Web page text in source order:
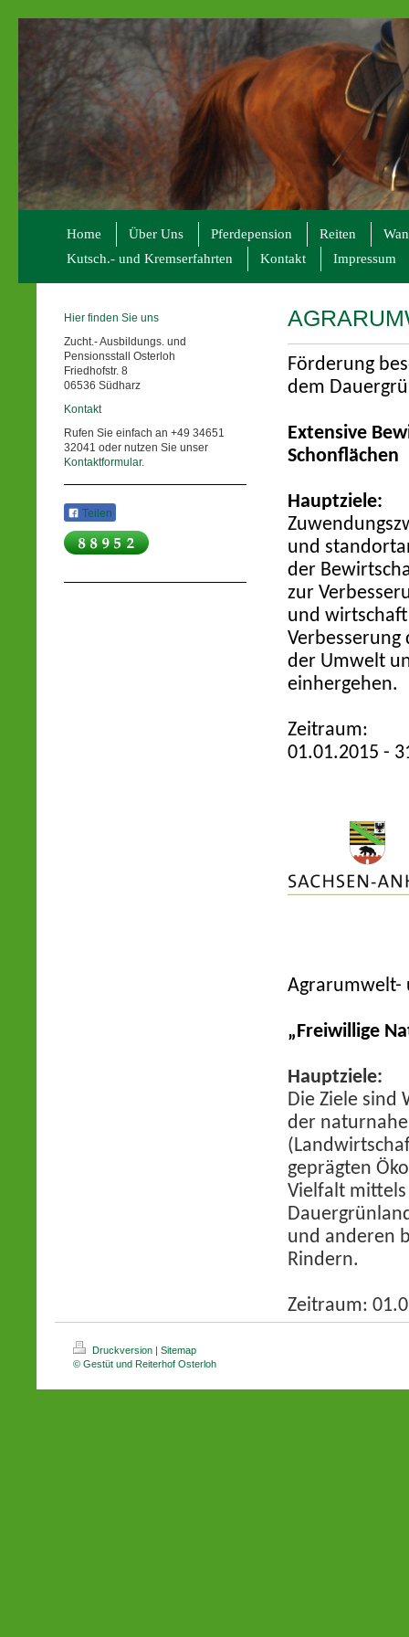
Home Über Uns Pferdepension Reiten
Kutsch.- und Kremserfahrten
Kontakt Impressum
Hier finden Sie uns
Zucht.- Ausbildungs. und
Pensionsstall Osterloh
Friedhofstr. 8
06536 Südharz
Kontakt
Rufen Sie einfach an +49 34651
32041 oder nutzen Sie unser
Kontaktformular.
Teilen
Förderung
dem
Extensive
Schonflächen
Hauptziele:
und
der
zur
und
Verbesserung
der Umwelt
einhergehen.
Zeitraum:
01.01.2015 -
Agrarumwelt-
„ Freiwillige
Hauptziele:
Die Ziele sind
der
geprägten
Vielfalt
und anderen
Rindern.
Zeitraum:
Druckversion | Sitemap
© Gestüt und Reiterhof Osterloh